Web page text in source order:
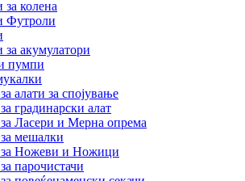
колена
Футроли
акумулатори
пумпи
алати за спојување
градинарски алат
Ласери и Мерна опрема
мешалки
Ножеви и Ножици
парочистачи